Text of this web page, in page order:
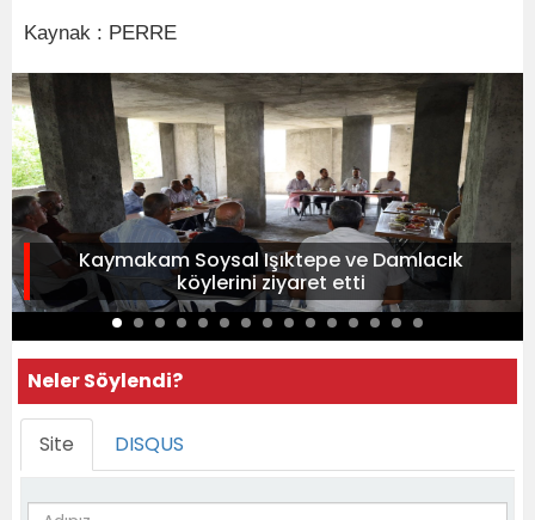
Kaynak : PERRE
Kaymakam Soysal Işıktepe ve Damlacık
köylerini ziyaret etti
Neler Söylendi?
Site DISQUS